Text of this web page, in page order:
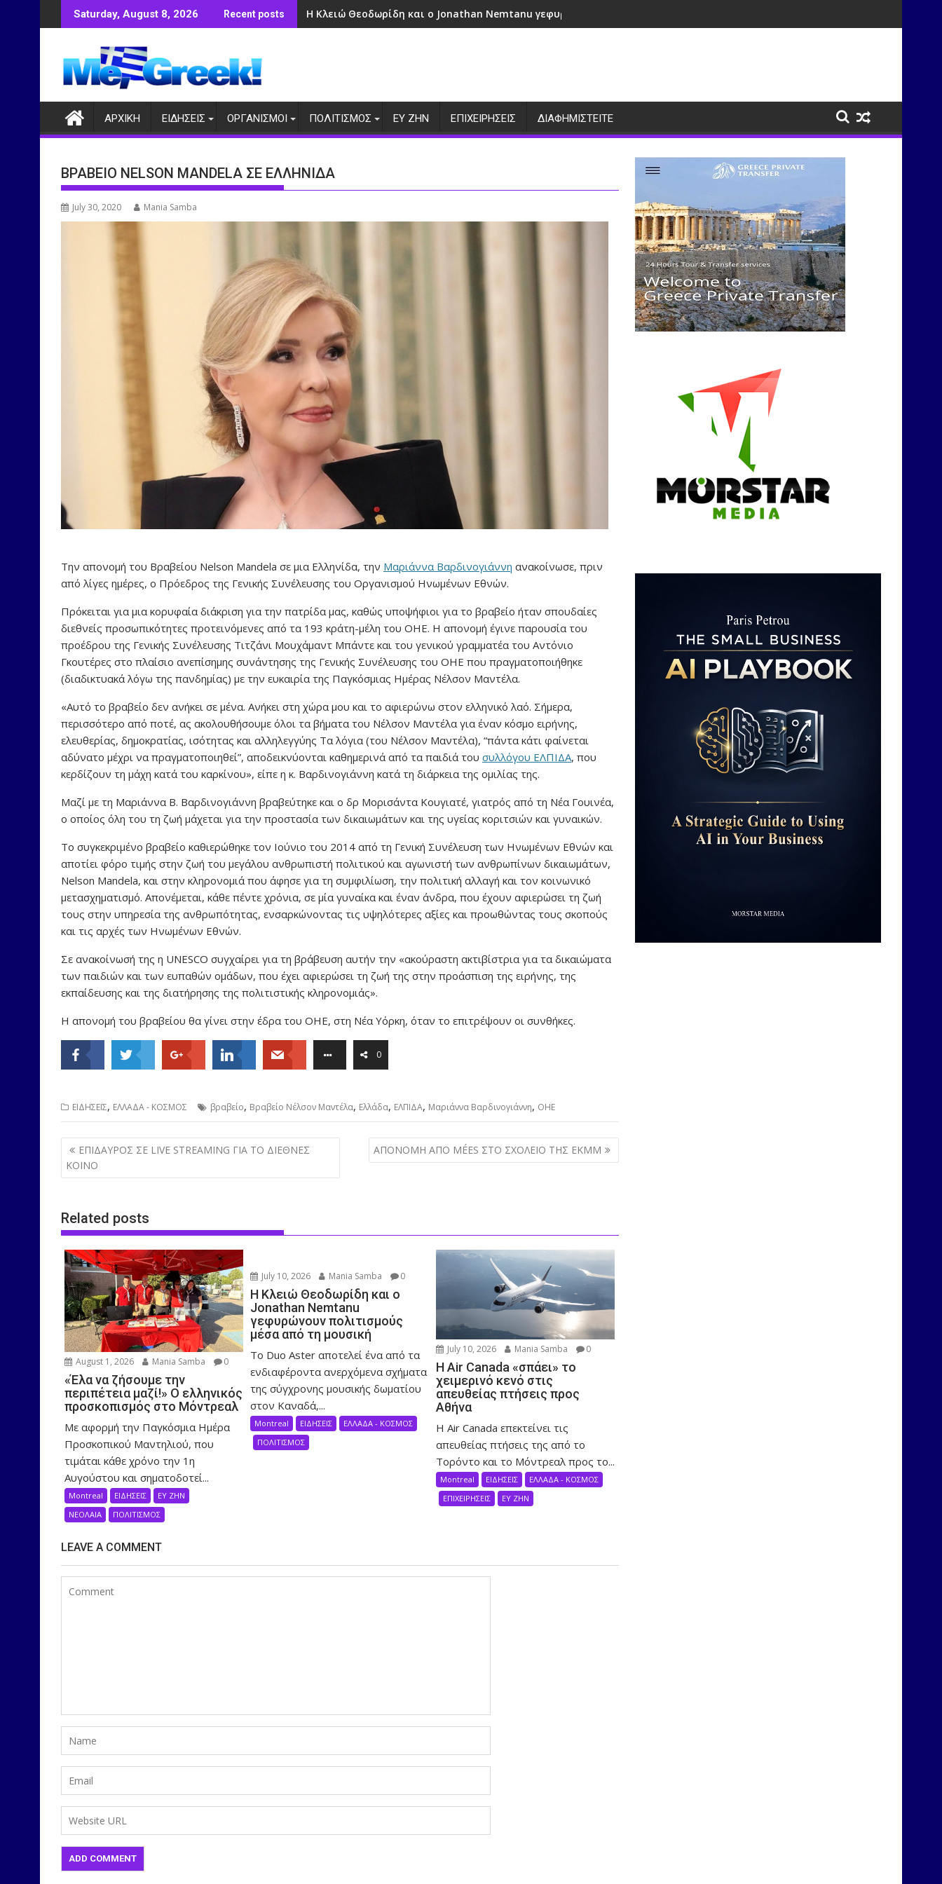
to
Saturday, August 8, 2026 Recent posts Η Κλειώ Θεοδωρίδη και ο Jonathan Nemtanu γεφυρώνουν πολιτισμούς μέσα από τη μουσική
ΑΡΧΙΚΗ ΕΙΔΗΣΕΙΣ ΟΡΓΑΝΙΣΜΟΙ ΠΟΛΙΤΙΣΜΟΣ ΕΥ ΖΗΝ ΕΠΙΧΕΙΡΗΣΕΙΣ ΔΙΑΦΗΜΙΣΤΕΙΤΕ
ΒΡΑΒΕΙΟ NELSON MANDELA ΣΕ ΕΛΛΗΝΙΔΑ
July 30, 2020 Mania Samba
Την απονομή του Βραβείου Nelson Mandela σε μια Ελληνίδα, την Μαριάννα Βαρδινογιάννη ανακοίνωσε, πριν
από λίγες ημέρες, ο Πρόεδρος της Γενικής Συνέλευσης του Οργανισμού Ηνωμένων Εθνών.
Πρόκειται για μια κορυφαία διάκριση για την πατρίδα μας, καθώς υποψήφιοι για το βραβείο ήταν σπουδαίες
διεθνείς προσωπικότητες προτεινόμενες από τα 193 κράτη-μέλη του ΟΗΕ. Η απονομή έγινε παρουσία του
προέδρου της Γενικής Συνέλευσης Τιτζάνι Μουχάμαντ Μπάντε και του γενικού γραμματέα του Αντόνιο
Γκουτέρες στο πλαίσιο ανεπίσημης συνάντησης της Γενικής Συνέλευσης του ΟΗΕ που πραγματοποιήθηκε
(διαδικτυακά λόγω της πανδημίας) με την ευκαιρία της Παγκόσμιας Ημέρας Νέλσον Μαντέλα.
«Αυτό το βραβείο δεν ανήκει σε μένα. Ανήκει στη χώρα μου και το αφιερώνω στον ελληνικό λαό. Σήμερα,
περισσότερο από ποτέ, ας ακολουθήσουμε όλοι τα βήματα του Νέλσον Μαντέλα για έναν κόσμο ειρήνης,
ελευθερίας, δημοκρατίας, ισότητας και αλληλεγγύης Τα λόγια (του Νέλσον Μαντέλα), “πάντα κάτι φαίνεται
αδύνατο μέχρι να πραγματοποιηθεί”, αποδεικνύονται καθημερινά από τα παιδιά του συλλόγου ΕΛΠΙΔΑ, που
κερδίζουν τη μάχη κατά του καρκίνου», είπε η κ. Βαρδινογιάννη κατά τη διάρκεια της ομιλίας της.
Μαζί με τη Μαριάννα Β. Βαρδινογιάννη βραβεύτηκε και ο δρ Μορισάντα Κουγιατέ, γιατρός από τη Νέα Γουινέα,
ο οποίος όλη του τη ζωή μάχεται για την προστασία των δικαιωμάτων και της υγείας κοριτσιών και γυναικών.
Το συγκεκριμένο βραβείο καθιερώθηκε τον Ιούνιο του 2014 από τη Γενική Συνέλευση των Ηνωμένων Εθνών και
αποτίει φόρο τιμής στην ζωή του μεγάλου ανθρωπιστή πολιτικού και αγωνιστή των ανθρωπίνων δικαιωμάτων,
Nelson Mandela, και στην κληρονομιά που άφησε για τη συμφιλίωση, την πολιτική αλλαγή και τον κοινωνικό
μετασχηματισμό. Απονέμεται, κάθε πέντε χρόνια, σε μία γυναίκα και έναν άνδρα, που έχουν αφιερώσει τη ζωή
τους στην υπηρεσία της ανθρωπότητας, ενσαρκώνοντας τις υψηλότερες αξίες και προωθώντας τους σκοπούς
και τις αρχές των Ηνωμένων Εθνών.
Σε ανακοίνωσή της η UNESCO συγχαίρει για τη βράβευση αυτήν την «ακούραστη ακτιβίστρια για τα δικαιώματα
των παιδιών και των ευπαθών ομάδων, που έχει αφιερώσει τη ζωή της στην προάσπιση της ειρήνης, της
εκπαίδευσης και της διατήρησης της πολιτιστικής κληρονομιάς».
Η απονομή του βραβείου θα γίνει στην έδρα του ΟΗΕ, στη Νέα Υόρκη, όταν το επιτρέψουν οι συνθήκες.
0
ΕΙΔΗΣΕΙΣ, ΕΛΛΑΔΑ - ΚΟΣΜΟΣ βραβείο, Βραβείο Νέλσον Μαντέλα, Ελλάδα, ΕΛΠΙΔΑ, Μαριάννα Βαρδινογιάννη, ΟΗΕ
Post
navigation
ΕΠΙΔΑΥΡΟΣ ΣΕ LIVE STREAMING ΓΙΑ ΤΟ ΔΙΕΘΝΕΣ
ΚΟΙΝΟ
ΑΠΟΝΟΜΗ ΑΠΟ MÉES ΣΤΟ ΣΧΟΛΕΙΟ ΤΗΣ ΕΚΜΜ
Related posts
August 1, 2026 Mania Samba 0
«Έλα να ζήσουμε την
περιπέτεια μαζί!» Ο ελληνικός
προσκοπισμός στο Μόντρεαλ
Με αφορμή την Παγκόσμια Ημέρα
Προσκοπικού Μαντηλιού, που
τιμάται κάθε χρόνο την 1η
Αυγούστου και σηματοδοτεί...
Montreal ΕΙΔΗΣΕΙΣ
ΕΥ ΖΗΝ
ΝΕΟΛΑΙΑ
ΠΟΛΙΤΙΣΜΟΣ
July 10, 2026 Mania Samba 0
Η Κλειώ Θεοδωρίδη και ο
Jonathan Nemtanu
γεφυρώνουν πολιτισμούς
μέσα από τη μουσική
Το Duo Aster αποτελεί ένα από τα
ενδιαφέροντα ανερχόμενα σχήματα
της σύγχρονης μουσικής δωματίου
στον Καναδά,...
Montreal ΕΙΔΗΣΕΙΣ
ΕΛΛΑΔΑ - ΚΟΣΜΟΣ
ΠΟΛΙΤΙΣΜΟΣ
July 10, 2026 Mania Samba 0
Η Air Canada «σπάει» το
χειμερινό κενό στις
απευθείας πτήσεις προς
Αθήνα
Η Air Canada επεκτείνει τις
απευθείας πτήσεις της από το
Τορόντο και το Μόντρεαλ προς το...
Montreal ΕΙΔΗΣΕΙΣ
ΕΛΛΑΔΑ - ΚΟΣΜΟΣ
ΕΠΙΧΕΙΡΗΣΕΙΣ
ΕΥ ΖΗΝ
LEAVE A COMMENT